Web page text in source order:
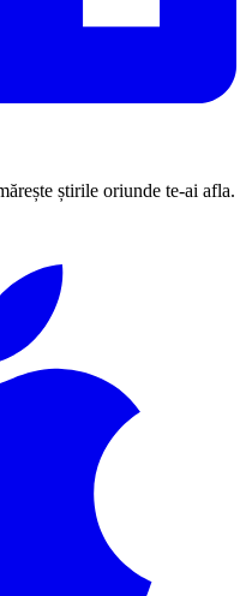
știrile oriunde te-ai afla.